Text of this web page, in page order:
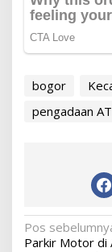
bogor
pengadaan
Pos
Parkir Motor di